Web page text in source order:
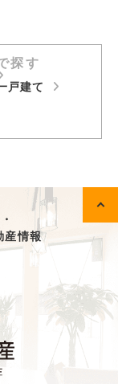
探す
戸建て
産情報